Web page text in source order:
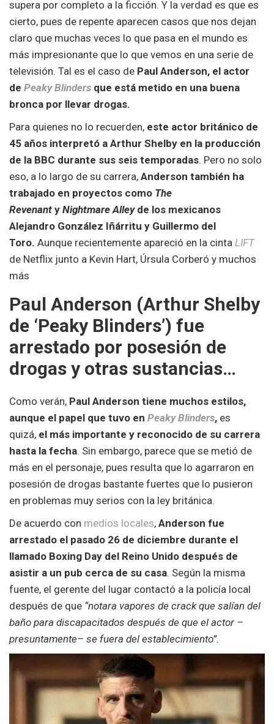
supera por completo a la ficción. Y la verdad es que es
cierto, pues de repente aparecen casos que nos dejan
claro que muchas veces lo que pasa en el mundo es
más impresionante que lo que vemos en una serie de
televisión. Tal es el caso de Paul Anderson, el actor
de Peaky Blinders que está metido en una buena
bronca por llevar drogas.
Para quienes no lo recuerden, este actor británico de
45 años interpretó a Arthur Shelby en la producción
de la BBC durante sus seis temporadas. Pero no solo
eso, a lo largo de su carrera, Anderson también ha
trabajado en proyectos como The
Revenant y Nightmare Alleyde los mexicanos
Alejandro González Iñárritu y Guillermo del
Toro. Aunque recientemente apareció en la cinta LIFT
de Netflix junto a Kevin Hart, Úrsula Corberó y muchos
más
Paul Anderson (Arthur Shelby
de ‘Peaky Blinders’) fue
arrestado por posesión de
drogas y otras sustancias…
Como verán, Paul Anderson tiene muchos estilos,
aunque el papel que tuvo en Peaky Blinders, es
quizá, el más importante y reconocido de su carrera
hasta la fecha. Sin embargo, parece que se metió de
más en el personaje, pues resulta que lo agarraron en
posesión de drogas bastante fuertes que lo pusieron
en problemas muy serios con la ley británica.
De acuerdo con medios locales, Anderson fue
arrestado el pasado 26 de diciembre durante el
llamado Boxing Day del Reino Unido después de
asistir a un pub cerca de su casa. Según la misma
fuente, el gerente del lugar contactó a la policía local
después de que “notara vapores de crack que salían del
baño para discapacitados después de que el actor –
presuntamente– se fuera del establecimiento”.